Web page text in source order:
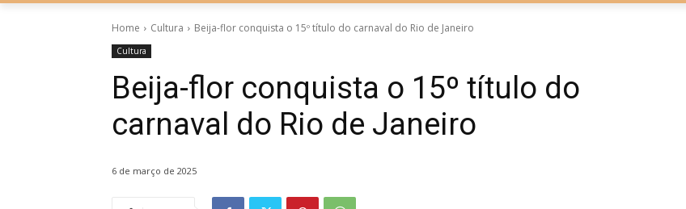
Home Cultura Beija-flor conquista o 15º título do carnaval do Rio de Janeiro
Cultura
Beija-flor conquista o 15º título do
carnaval do Rio de Janeiro
6 de março de 2025